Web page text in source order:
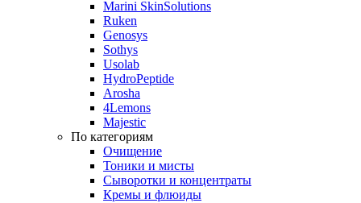
Marini SkinSolutions
Ruken
Genosys
Sothys
Usolab
HydroPeptide
Arosha
4Lemons
Majestic
По категориям
Очищение
Тоники и мисты
Сыворотки и концентраты
Кремы и флюиды